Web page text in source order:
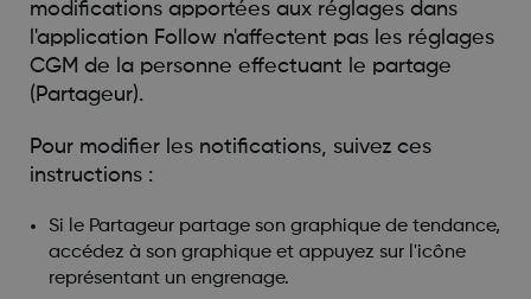
modifications apportées aux réglages dans
l'application Follow n'affectent pas les réglages
CGM de la personne effectuant le partage
(Partageur).
Pour modifier les notifications, suivez ces
instructions :
Si le Partageur partage son graphique de tendance,
accédez à son graphique et appuyez sur l'icône
représentant un engrenage.